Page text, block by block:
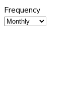
Frequency